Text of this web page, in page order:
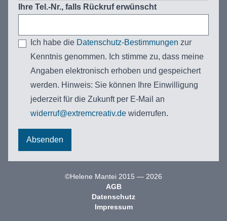
Ihre Tel.-Nr., falls Rückruf erwünscht
Ich habe die Datenschutz-Bestimmungen zur
Kenntnis genommen. Ich stimme zu, dass meine
Angaben elektronisch erhoben und gespeichert
werden. Hinweis: Sie können Ihre Einwilligung
jederzeit für die Zukunft per E-Mail an
widerruf@extremcreativ.de widerrufen.
©Helene Mantei 2015 — 2026
AGB
Datenschutz
Impressum